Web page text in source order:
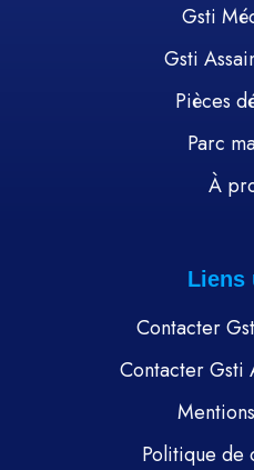
Gsti
Gsti
Pièces
Parc
À
Liens
Contacter
Contacter Gsti
Politique de